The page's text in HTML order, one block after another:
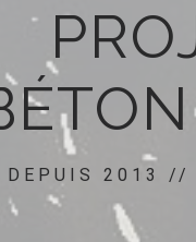
DEPUIS 2013 //